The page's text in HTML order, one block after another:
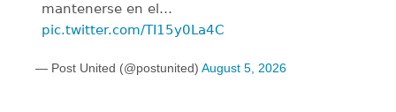
mantenerse en el…
pic.twitter.com/TI15y0La4C
— Post United (@postunited) August 5, 2026